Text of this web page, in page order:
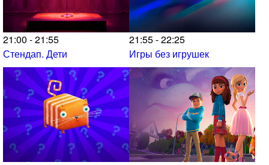
21:00 - 21:55
Стендап. Дети
21:55 - 22:25
Игры без игрушек